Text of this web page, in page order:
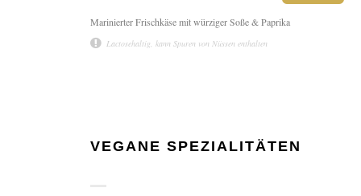
Marinierter Frischkäse mit würziger Soße & Paprika
Lactosehaltig, kann Spuren von Nüssen enthalten
VEGANE SPEZIALITÄTEN